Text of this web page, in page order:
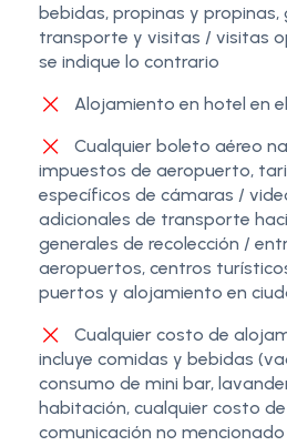
bebidas, propinas y
transporte y visitas / visitas
se indique lo contrario
Alojamiento en hotel en
Cualquier boleto aéreo
impuestos de aeropuerto,
específicos de cámaras /
adicionales de transporte
generales de recolección /
aeropuertos, centros
puertos y alojamiento en
Cualquier costo de
incluye comidas y bebidas
consumo de mini bar,
habitación, cualquier costo
comunicación no